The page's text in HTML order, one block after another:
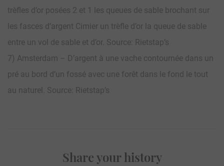
trèfles d’or posées 2 et 1 les queues de sable brochant sur
les fasces d’argent Cimier un trèfle d’or la queue de sable
entre un vol de sable et d’or. Source: Rietstap’s
7) Amsterdam – D’argent à une vache contournée dans un
pré au bord d’un fossé avec une forêt dans le fond le tout
au naturel. Source: Rietstap’s
Share your history